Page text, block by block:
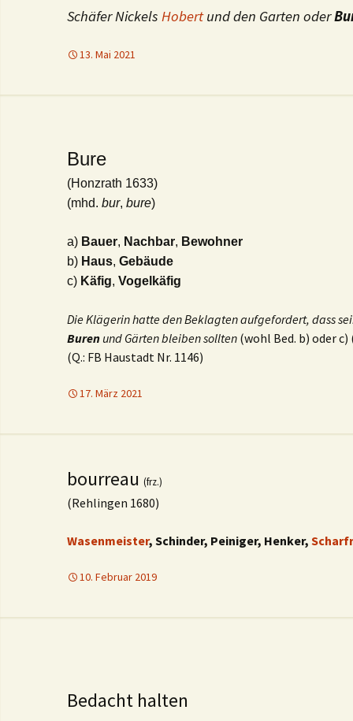
Schäfer Nickels Hobertund den Garten oder
13. Mai 2021
Bure
(Honzrath 1633)
(mhd. bur, bure)
a) Bauer, Nachbar, Bewohner
b) Haus, Gebäude
c) Käfig, Vogelkäfig
Die Klägerin hatte den Beklagten aufgefordert, dass
Buren und Gärten bleiben sollten (wohl Bed. b) oder
(Q.: FB Haustadt Nr. 1146)
17. März 2021
bourreau (frz.)
(Rehlingen 1680)
Wasenmeister, Schinder, Peiniger, Henker,
10. Februar 2019
Bedacht halten